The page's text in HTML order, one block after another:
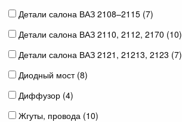
Детали салона ВАЗ 2108–2115 (7)
Детали салона ВАЗ 2110, 2112, 2170 (10)
Детали салона ВАЗ 2121, 21213, 2123 (7)
Диодный мост (8)
Диффузор (4)
Жгуты, провода (10)